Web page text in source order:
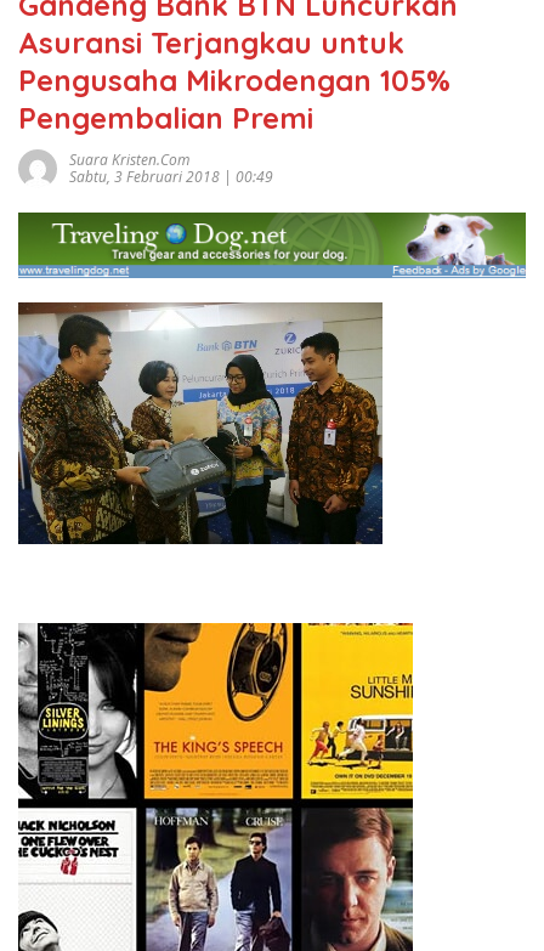
Asuransi Terjangkau untuk
Pengusaha Mikrodengan 105%
Pengembalian Premi
Suara Kristen.com
Sabtu, 3 Februari 2018 | 00:49